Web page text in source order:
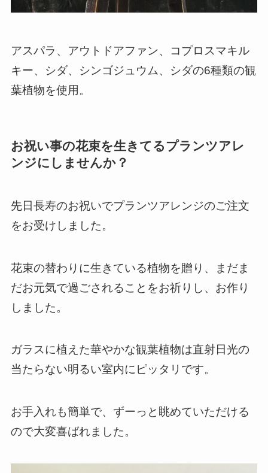
アスパラ、アウトドアファン、コプロスマキル
キー、シダ、シンゴジュウム、シダの6種類の観
葉植物を使用。
お祝い事の花束を生きてるプランツアレ
ンジにしませんか？
先日長寿のお祝いでプランツアレンジのご注文
をお受けしました。
花束の替わりに生きている植物を贈り、まだま
だお元気で過ごされることをお祈りし、お作り
しました。
ガラスに植えた華やかな観葉植物は直射日光の
当たらない明るい室内にピッタリです。
お手入れも簡単で、ずーっと眺めていただける
ので大変喜ばれました。